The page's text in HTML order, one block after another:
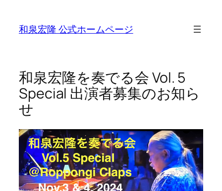
content
和泉宏隆 公式ホームページ
和泉宏隆を奏でる会 Vol. 5
Special 出演者募集のお知ら
せ